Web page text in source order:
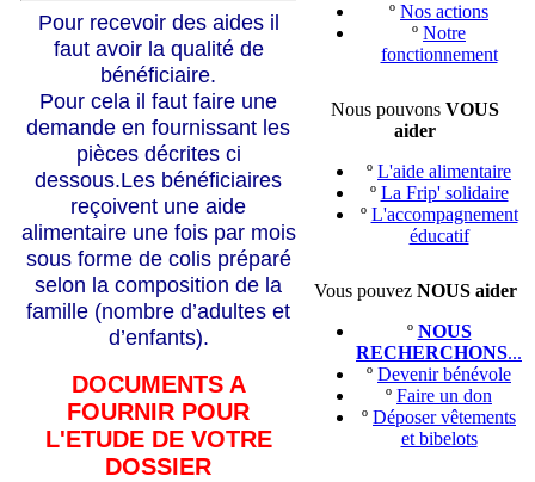
Pour recevoir des aides il
faut avoir la qualité de
bénéficiaire.
Pour cela il faut faire une
demande en fournissant les
pièces décrites ci
dessous.Les bénéficiaires
reçoivent une aide
alimentaire une fois par mois
sous forme de colis préparé
selon la composition de la
famille (nombre d’adultes et
d’enfants).
DOCUMENTS A
FOURNIR POUR
L'ETUDE DE VOTRE
DOSSIER
º Nos actions
º Notre
fonctionnement
Nous pouvons VOUS
aider
º L'aide alimentaire
º La Frip' solidaire
º L'accompagnement
éducatif
Vous pouvez NOUS aider
º NOUS
RECHERCHONS...
º Devenir bénévole
º Faire un don
º Déposer vêtements
et bibelots